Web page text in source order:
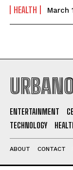
I've read and
HEALTH March
ENTERTAINMENT
TECHNOLOGY
ABOUT CONTACT